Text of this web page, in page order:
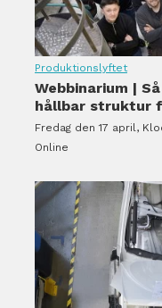
Produktionslyftet
Webbinarium |
hållbar struktur
Fredag den 17 april,
Online